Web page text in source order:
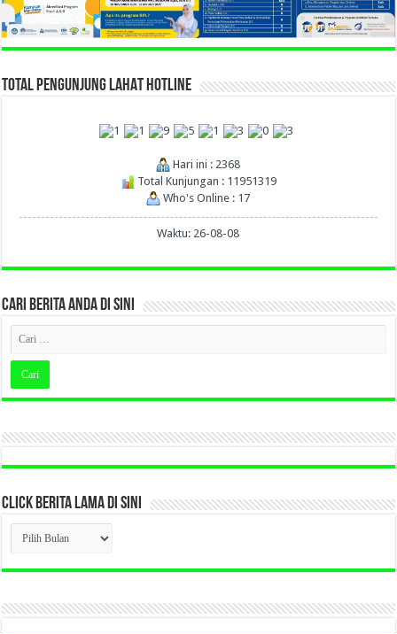
TOTAL PENGUNJUNG LAHAT HOTLINE
Hari ini : 2368
Total Kunjungan : 11951319
Who's Online : 17
Waktu: 26-08-08
CARI BERITA ANDA DI SINI
CLICK BERITA LAMA DI SINI
CLICK
BERITA
LAMA
DI